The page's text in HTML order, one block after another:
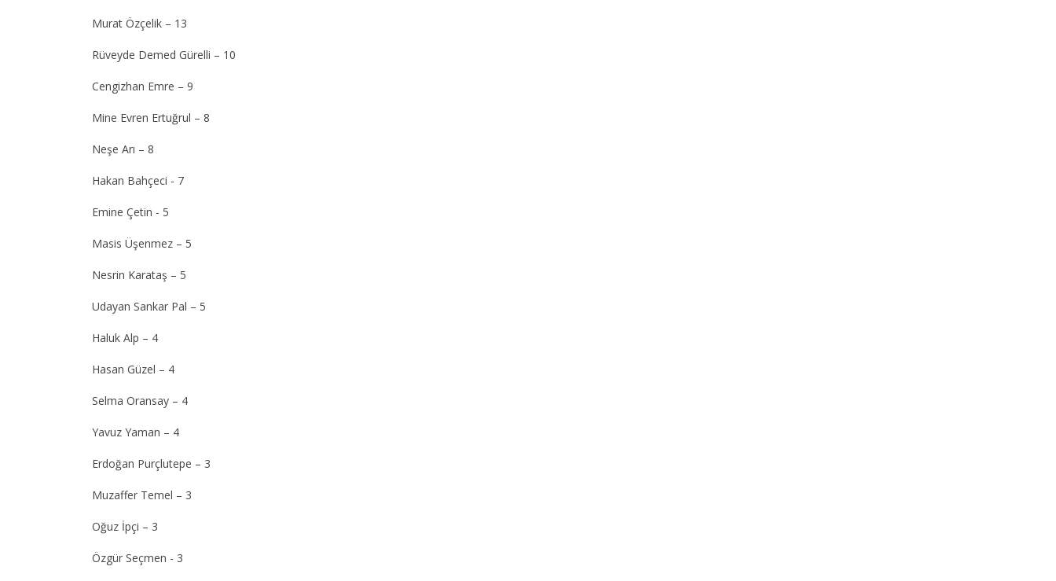
Murat Özçelik – 13
Rüveyde Demed Gürelli – 10
Cengizhan Emre – 9
Mine Evren Ertuğrul – 8
Neşe Arı – 8
Hakan Bahçeci - 7
Emine Çetin - 5
Masis Üşenmez – 5
Nesrin Karataş – 5
Udayan Sankar Pal – 5
Haluk Alp – 4
Hasan Güzel – 4
Selma Oransay – 4
Yavuz Yaman – 4
Erdoğan Purçlutepe – 3
Muzaffer Temel – 3
Oğuz İpçi – 3
Özgür Seçmen - 3